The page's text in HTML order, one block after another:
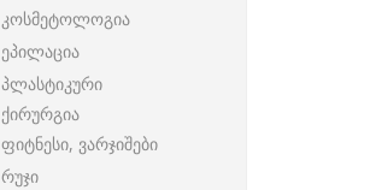
კოსმეტოლოგია
ეპილაცია
პლასტიკური
ქირურგია
ფიტნესი, ვარჯიშები
რუჯი